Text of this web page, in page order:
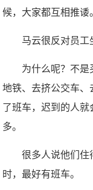
候，大家都互相推诿
马云很反对员工
为什么呢？不是
地铁、去挤公交车、
了班车，迟到的人就
多。
很多人说他们住
时，最好有班车。